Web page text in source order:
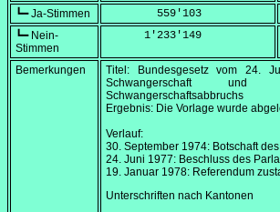
┗━ Ja-Stimmen
        559'103
┗━ Nein-
Stimmen
      1'233'149
Bemerkungen Titel: Bundesgesetz vom 24.
Schwangerschaft
Schwangerschaftsabbruchs
Ergebnis: Die Vorlage wurde
Verlauf:
30. September 1974: Botschaft
24. Juni 1977: Beschluss des
19. Januar 1978: Referendum
Unterschriften nach Kantonen